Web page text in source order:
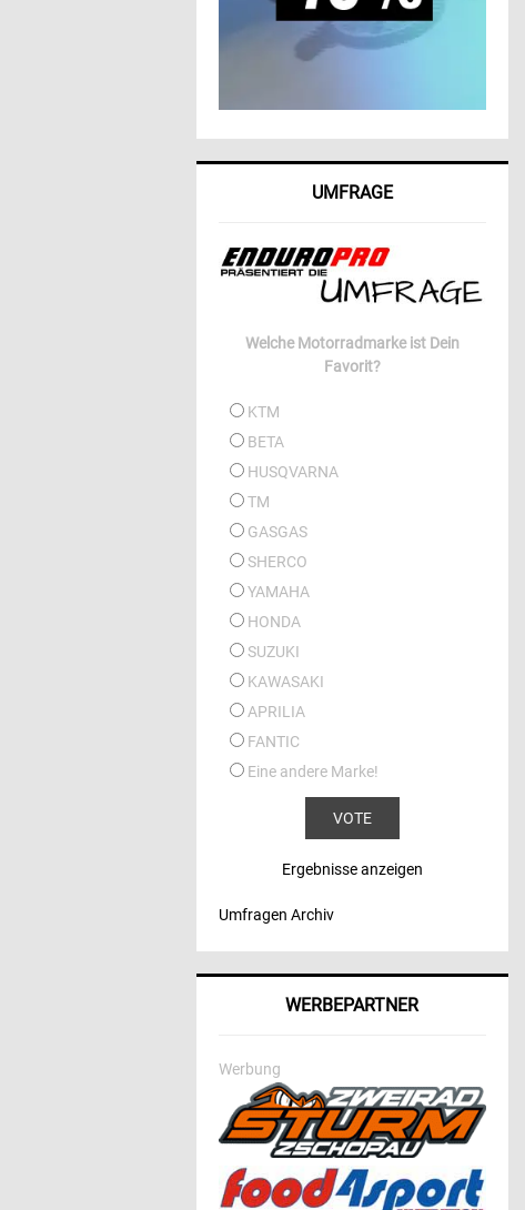
UMFRAGE
Welche Motorradmarke ist Dein
Favorit?
KTM
BETA
HUSQVARNA
TM
GASGAS
SHERCO
YAMAHA
HONDA
SUZUKI
KAWASAKI
APRILIA
FANTIC
Eine andere Marke!
Ergebnisse anzeigen
Umfragen Archiv
WERBEPARTNER
Werbung